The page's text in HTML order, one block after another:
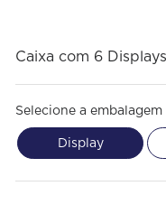
Caixa com 6
Selecione a
Display